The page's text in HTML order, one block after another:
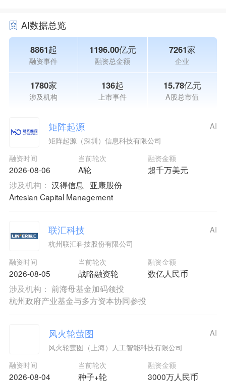
AI数据总览
8861起
融资事件
1196.00亿元
融资总金额
7261家
企业
1780家
涉及机构
136起
上市事件
15.78亿元
A股总市值
矩阵起源
矩阵起源（深圳）信息科技有限公司
融资时间
2026-08-06
当前轮次
A轮
融资金额
超千万美元
AI
涉及机构： 汉得信息
亚康股份
Artesian Capital Management
联汇科技
杭州联汇科技股份有限公司
融资时间
2026-08-05
当前轮次
战略融资轮
融资金额
数亿人民币
AI
涉及机构： 前海母基金加码领投
杭州政府产业基金与多方资本协同参投
风火轮萤图
风火轮萤图（上海）人工智能科技有限公司
融资时间
2026-08-04
当前轮次
种子+轮
融资金额
3000万人民币
AI